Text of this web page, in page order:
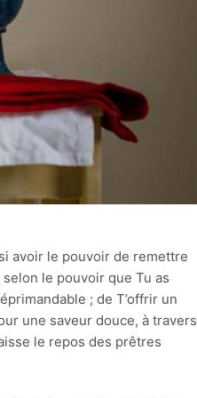
avoir le pouvoir de remettre
le pouvoir que Tu as
; de T’offrir un
une saveur douce, à travers
le repos des prêtres